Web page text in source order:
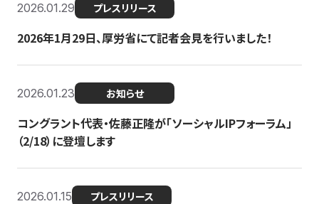
2026.01.29 プレスリリース
2026年1月29日、厚労省にて記者会見を行いました！
2026.01.23 お知らせ
コングラント代表・佐藤正隆が「ソーシャルIPフォーラム」
（2/18）に登壇します
2026.01.15 プレスリリース